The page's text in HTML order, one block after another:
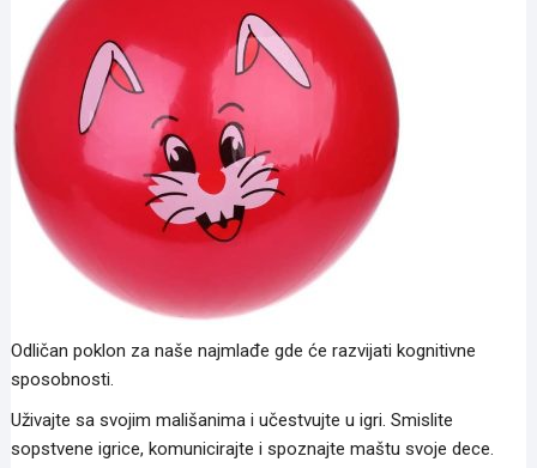
Odličan poklon za naše najmlađe gde će razvijati kognitivne
sposobnosti.
Uživajte sa svojim mališanima i učestvujte u igri. Smislite
sopstvene igrice, komunicirajte i spoznajte maštu svoje dece.